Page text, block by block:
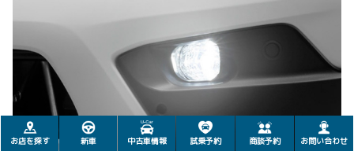
お店を探す 新車 中古車情報 試乗予約 商談予約 お問い合わせ